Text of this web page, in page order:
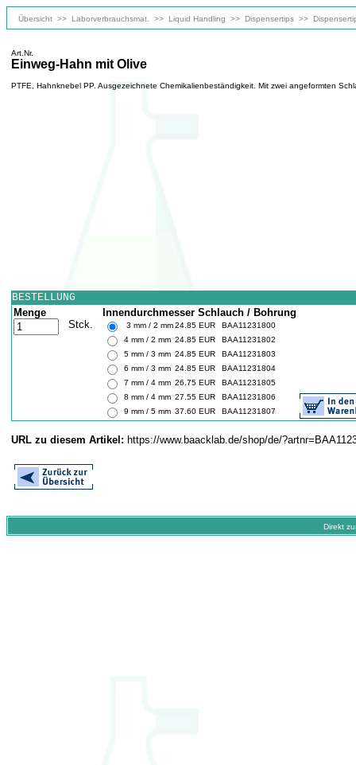
Übersicht >> Laborverbrauchsmat. >> Liquid Handling >> Dispensertips >>
Art.Nr.
Einweg-Hahn mit Olive
PTFE, Hahnknebel PP. Ausgezeichnete Chemikalienbeständigkeit. Mit zwei angeformten
BESTELLUNG
Menge
Stck.
Innendurchmesser Schlauch / Bohrung
3 mm / 2 mm24.85 EUR
BAA11231800
4 mm / 2 mm 24.85 EUR
BAA11231802
5 mm / 3 mm 24.85 EUR
BAA11231803
6 mm / 3 mm 24.85 EUR
BAA11231804
7 mm / 4 mm 26.75 EUR
BAA11231805
8 mm / 4 mm 27.55 EUR
BAA11231806
9 mm / 5 mm 37.60 EUR BAA11231807
URL zu diesem Artikel: https://www.baacklab.de/shop/de/
Direkt